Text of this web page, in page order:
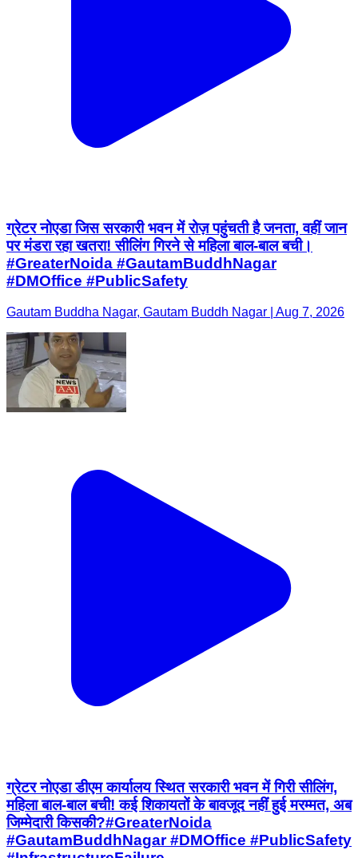
ग्रेटर नोएडा जिस सरकारी भवन में रोज़ पहुंचती है जनता, वहीं जान
पर मंडरा रहा खतरा! सीलिंग गिरने से महिला बाल-बाल बची।
#GreaterNoida #GautamBuddhNagar
#DMOffice #PublicSafety
Gautam Buddha Nagar, Gautam Buddh Nagar | Aug 7, 2026
ग्रेटर नोएडा डीएम कार्यालय स्थित सरकारी भवन में गिरी सीलिंग,
महिला बाल-बाल बची! कई शिकायतों के बावजूद नहीं हुई मरम्मत, अब
जिम्मेदारी किसकी?#GreaterNoida
#GautamBuddhNagar #DMOffice #PublicSafety